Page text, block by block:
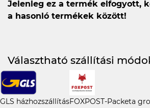
Jelenleg ez a termék elfogyott,
a hasonló termékek között!
Választható szállítási
GLS házhozszállításFOXPOST-Packeta